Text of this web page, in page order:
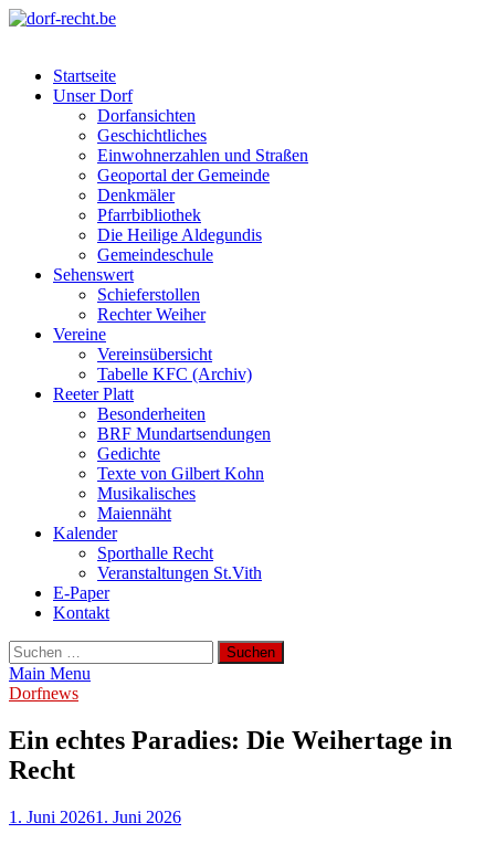
Skip
Startseite
Unser Dorf
Dorfansichten
Geschichtliches
Einwohnerzahlen und Straßen
Geoportal der Gemeinde
Denkmäler
Pfarrbibliothek
Die Heilige Aldegundis
Gemeindeschule
Sehenswert
Schieferstollen
Rechter Weiher
Vereine
Vereinsübersicht
Tabelle KFC (Archiv)
Reeter Platt
Besonderheiten
BRF Mundartsendungen
Gedichte
Texte von Gilbert Kohn
Musikalisches
Maiennäht
Kalender
Sporthalle Recht
Veranstaltungen St.Vith
E-Paper
Kontakt
Suchen
nach:
Main Menu
Dorfnews
Ein echtes Paradies: Die Weihertage in
Recht
1. Juni 20261. Juni 2026